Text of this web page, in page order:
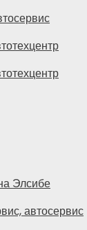
Элсибе
автосервис